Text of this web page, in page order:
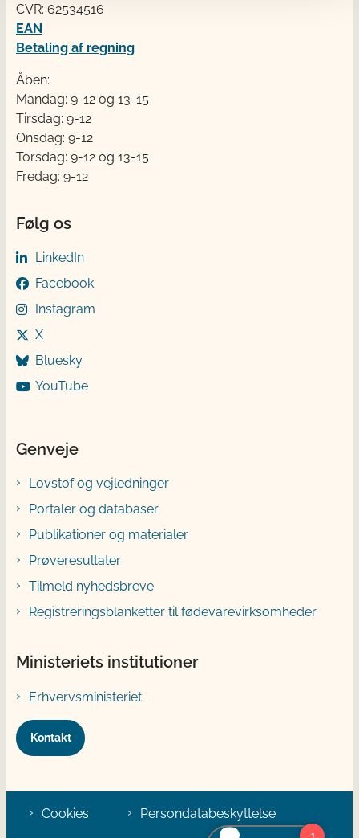
CVR: 62534516
EAN
Betaling af regning
Åben:
Mandag: 9-12 og 13-15
Tirsdag: 9-12
Onsdag: 9-12
Torsdag: 9-12 og 13-15
Fredag: 9-12
Følg os
LinkedIn
Facebook
Instagram
X
Bluesky
YouTube
Genveje
Lovstof og vejledninger
Portaler og databaser
Publikationer og materialer
Prøveresultater
Tilmeld nyhedsbreve
Registreringsblanketter til fødevarevirksomheder
Ministeriets institutioner
Erhvervsministeriet
Kontakt
Cookies Persondatabeskyttelse